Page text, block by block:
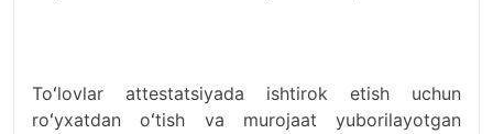
Toʻlovlar attestatsiyada ishtirok etish uchun
roʻyxatdan oʻtish va murojaat yuborilayotgan